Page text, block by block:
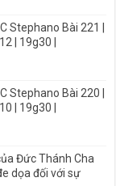
Stephano Bài 221 |
| 19g30 |
Stephano Bài 220 |
| 19g30 |
Đức Thánh Cha
dọa đối với sự